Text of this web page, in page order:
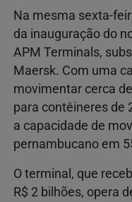
Na mesma sexta-
da inauguração do
APM Terminals,
Maersk. Com uma
movimentar cerca
para contêineres de
a capacidade de
pernambucano em
O terminal, que
R$ 2 bilhões, opera